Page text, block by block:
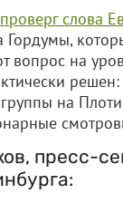
слова
Гордумы,
вопрос на
на
пресс-